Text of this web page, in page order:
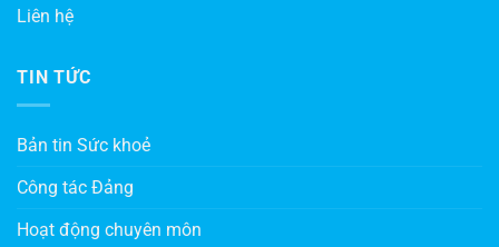
Liên hệ
TIN TỨC
Bản tin Sức khoẻ
Công tác Đảng
Hoạt động chuyên môn